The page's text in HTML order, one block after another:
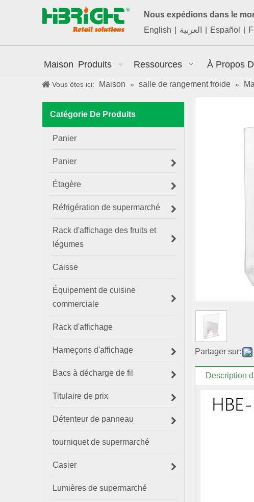
Nous expédions dans le
English
العربية Español
Maison Produits Ressources À Propos
Vous êtes ici: Maison » salle de rangement froide »
Catégorie De Produits
Panier
Panier
Étagère
Réfrigération de supermarché
Rack d'affichage des fruits et
légumes
Caisse
Équipement de cuisine
commerciale
Rack d'affichage
Hameçons d'affichage
Bacs à décharge de fil
Titulaire de prix
Détenteur de panneau
tourniquet de supermarché
Casier
Lumières de supermarché
Partager sur:
Description